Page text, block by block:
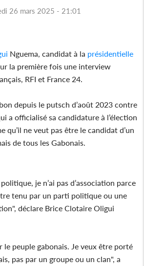
26 mars 2025 - 21:01
Nguema, candidat à la présidentielle
la première fois une interview
RFI et France 24.
depuis le putsch d’août 2023 contre
a officialisé sa candidature à l’élection
qu’il ne veut pas être le candidat d’un
de tous les Gabonais.
je n’ai pas d’association parce
tenu par un parti politique ou une
déclare Brice Clotaire Oligui
le peuple gabonais. Je veux être porté
pas par un groupe ou un clan", a